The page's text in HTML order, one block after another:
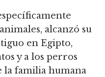
alcanzó su
en Egipto,
y a los perros
la familia humana